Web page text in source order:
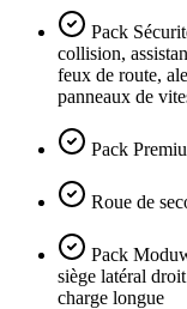
Pack
collision,
feux de route,
panneaux de
Pack
Roue de
Pack
siège latéral
charge longue